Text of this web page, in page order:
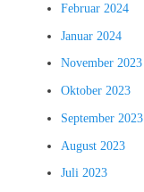
Februar 2024
Januar 2024
November 2023
Oktober 2023
September 2023
August 2023
Juli 2023